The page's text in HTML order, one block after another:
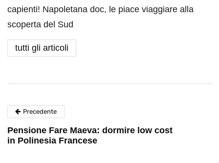
capienti! Napoletana doc, le piace viaggiare alla
scoperta del Sud
tutti gli articoli
Precedente
Pensione Fare Maeva: dormire low cost
in Polinesia Francese